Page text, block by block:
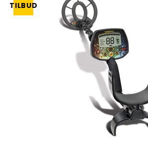
TILBUD